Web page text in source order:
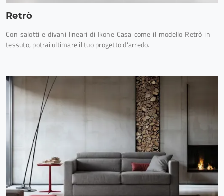
Retrò
Con salotti e divani lineari di Ikone Casa come il modello Retrò in
tessuto, potrai ultimare il tuo progetto d'arredo.